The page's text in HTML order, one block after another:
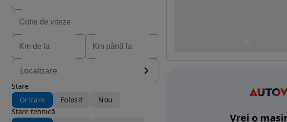
Localizare
Stare
Oricare
Folosit
Nou
Stare tehnică
Vrei o